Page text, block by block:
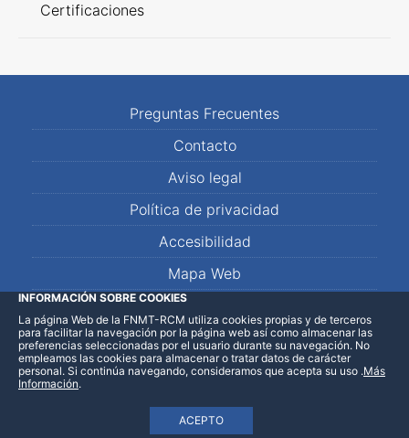
Certificaciones
Preguntas Frecuentes
Contacto
Aviso legal
Política de privacidad
Accesibilidad
Mapa Web
LinkedInFacebookWhatsApp
INFORMACIÓN SOBRE COOKIES
La página Web de la FNMT-RCM utiliza cookies propias y de terceros
para facilitar la navegación por la página web así como almacenar las
preferencias seleccionadas por el usuario durante su navegación. No
empleamos las cookies para almacenar o tratar datos de carácter
personal. Si continúa navegando, consideramos que acepta su uso
ACEPTO
.Más
Información.